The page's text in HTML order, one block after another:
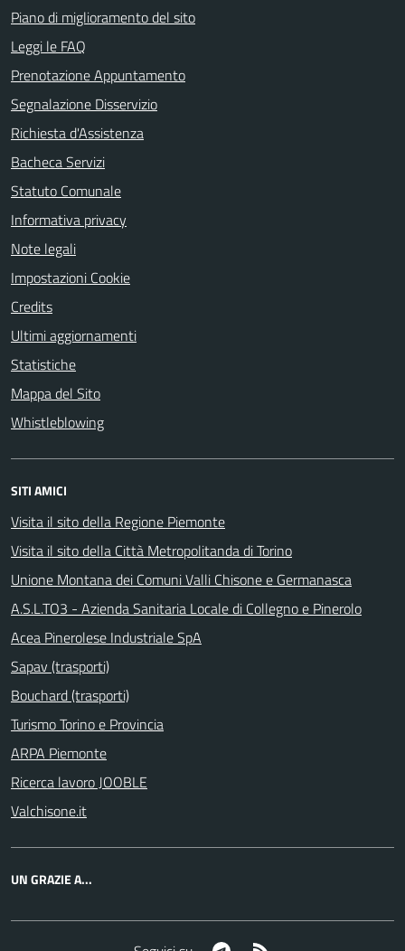
Piano di miglioramento del sito
Leggi le FAQ
Prenotazione Appuntamento
Segnalazione Disservizio
Richiesta d'Assistenza
Bacheca Servizi
Statuto Comunale
Informativa privacy
Note legali
Impostazioni Cookie
Credits
Ultimi aggiornamenti
Statistiche
Mappa del Sito
Whistleblowing
SITI AMICI
Visita il sito della Regione Piemonte
Visita il sito della Città Metropolitanda di Torino
Unione Montana dei Comuni Valli Chisone e Germanasca
A.S.L.TO3 - Azienda Sanitaria Locale di Collegno e Pinerolo
Acea Pinerolese Industriale SpA
Sapav (trasporti)
Bouchard (trasporti)
Turismo Torino e Provincia
ARPA Piemonte
Ricerca lavoro JOOBLE
Valchisone.it
UN GRAZIE A...